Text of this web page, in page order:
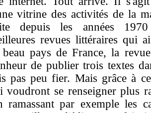
vitrine des activités de la
depuis les années
revues littéraires qui
beau pays de France, la
de publier trois textes
pas peu fier. Mais grâce à
voudront se renseigner plus
ramassant par exemple les